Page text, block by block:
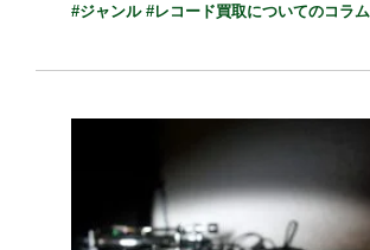
#ジャンル #レコード買取についてのコラム